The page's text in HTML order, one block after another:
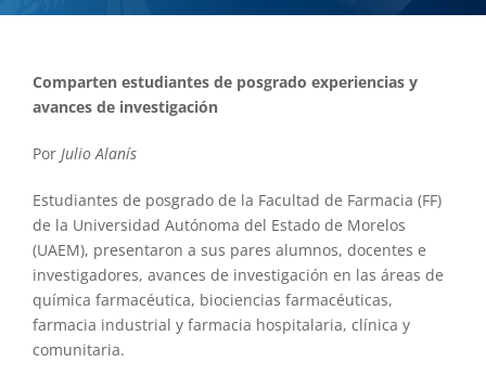
Comparten estudiantes de posgrado experiencias y
avances de investigación
Por Julio Alanís
Estudiantes de posgrado de la Facultad de Farmacia (FF)
de la Universidad Autónoma del Estado de Morelos
(UAEM), presentaron a sus pares alumnos, docentes e
investigadores, avances de investigación en las áreas de
química farmacéutica, biociencias farmacéuticas,
farmacia industrial y farmacia hospitalaria, clínica y
comunitaria.